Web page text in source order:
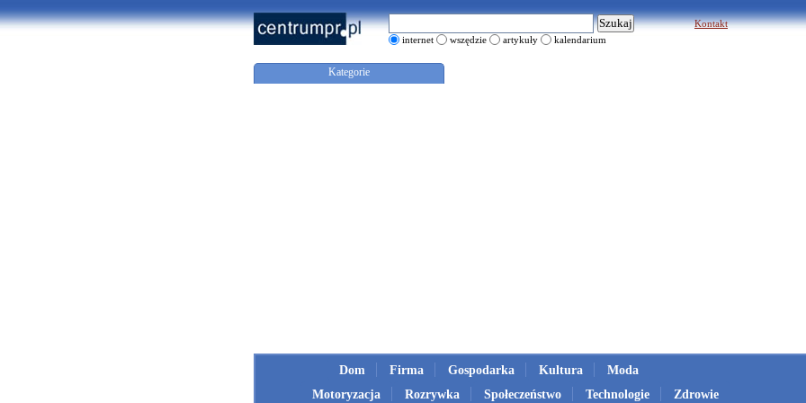
internet wszędzie artykuły kalendarium
Kontakt
Kategorie
Dom Firma Gospodarka Kultura
Moda
Motoryzacja
Rozrywka Społeczeństwo Technologie Zdrowie